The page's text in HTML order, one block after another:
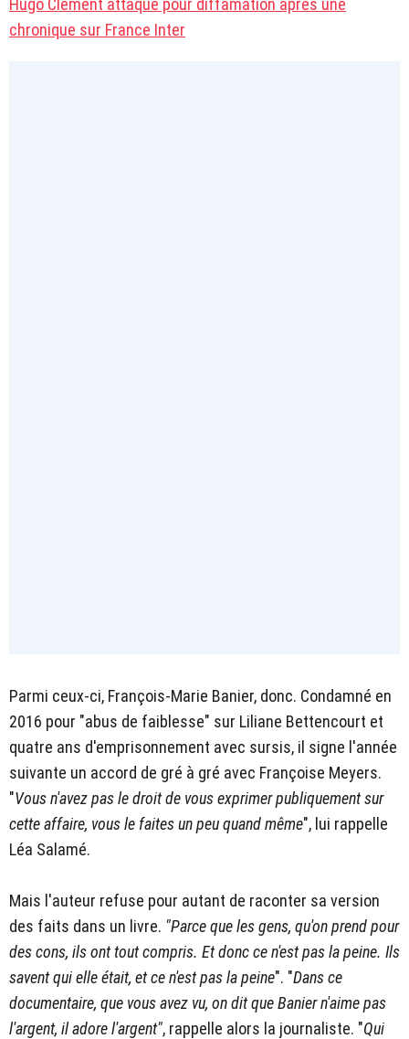
Hugo Clément attaqué pour diffamation après une
chronique sur France Inter
Parmi ceux-ci, François-Marie Banier, donc. Condamné en
2016 pour "abus de faiblesse" sur Liliane Bettencourt et
quatre ans d'emprisonnement avec sursis, il signe l'année
suivante un accord de gré à gré avec Françoise Meyers.
"Vous n'avez pas le droit de vous exprimer publiquement sur
cette affaire, vous le faites un peu quand même", lui rappelle
Léa Salamé.
Mais l'auteur refuse pour autant de raconter sa version
des faits dans un livre. "Parce que les gens, qu'on prend pour
des cons, ils ont tout compris. Et donc ce n'est pas la peine. Ils
savent qui elle était, et ce n'est pas la peine". "Dans ce
documentaire, que vous avez vu, on dit que Banier n'aime pas
l'argent, il adore l'argent", rappelle alors la journaliste. "Qui